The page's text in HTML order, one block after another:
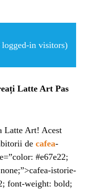
in visitors)
Latte Art Pas
Latte Art! Acest
de cafea-
#e67e22;
istorie-
font-weight: bold;
A
Rotația